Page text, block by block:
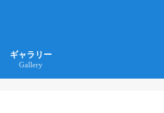
ギャラリー
Gallery